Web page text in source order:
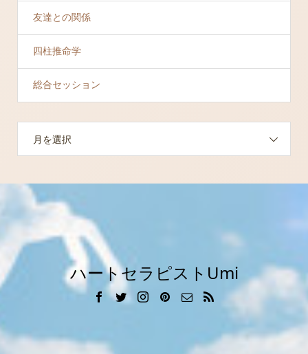
友達との関係
四柱推命学
総合セッション
月を選択
ハートセラピストUmi